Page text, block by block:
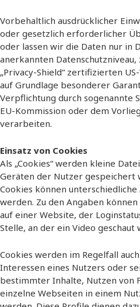
Vorbehaltlich ausdrücklicher
oder gesetzlich erforderlicher
oder lassen wir die Daten nur in
anerkannten
„Privacy-Shield“ zertifizierten
auf Grundlage besonderer
Verpflichtung durch sogenannte
EU-Kommission oder dem
verarbeiten.
Einsatz von Cookies
Als „Cookies“ werden kleine
Geräten der Nutzer gespeichert
Cookies können
werden. Zu den Angaben
auf einer Website, der
Stelle, an der ein Video geschaut
Cookies werden im Regelfall
Interessen eines Nutzers oder
bestimmter Inhalte, Nutzen von
einzelne Webseiten in einem